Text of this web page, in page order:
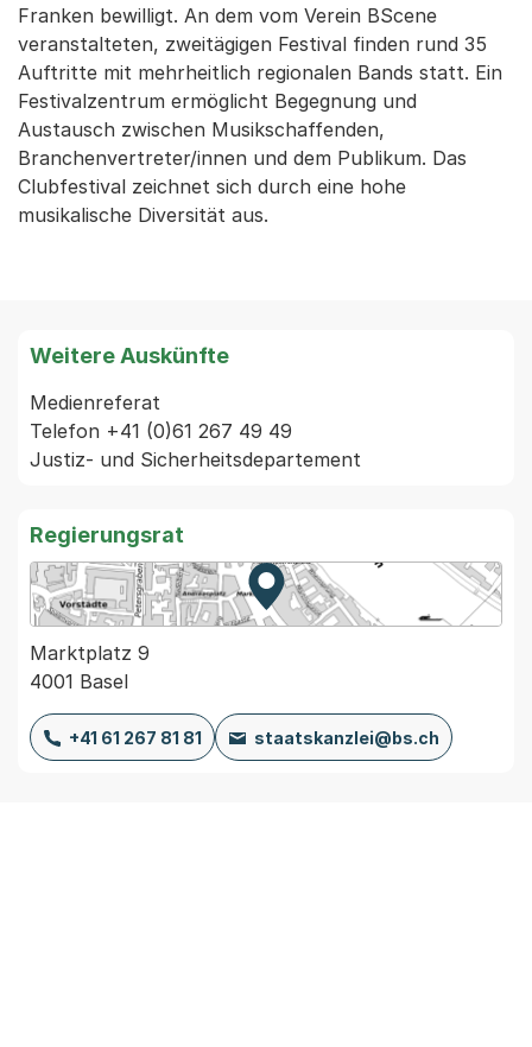
Franken bewilligt. An dem vom Verein BScene
veranstalteten, zweitägigen Festival finden rund 35
Auftritte mit mehrheitlich regionalen Bands statt. Ein
Festivalzentrum ermöglicht Begegnung und
Austausch zwischen Musikschaffenden,
Branchenvertreter/innen und dem Publikum. Das
Clubfestival zeichnet sich durch eine hohe
musikalische Diversität aus.
Weitere Auskünfte
Medienreferat
Telefon +41 (0)61 267 49 49
Regierungsrat
Zur Karte von MapBS.
Externer Link, wird in einem
Marktplatz 9
4001 Basel
+41 61 267 81 81 staatskanzlei@bs.ch